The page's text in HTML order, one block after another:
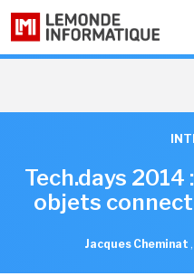
Tech.days
objets
Jacques Cheminat ,